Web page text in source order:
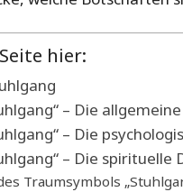
hier:
– Die
– Die
– Die spirituelle
Traumsymbols